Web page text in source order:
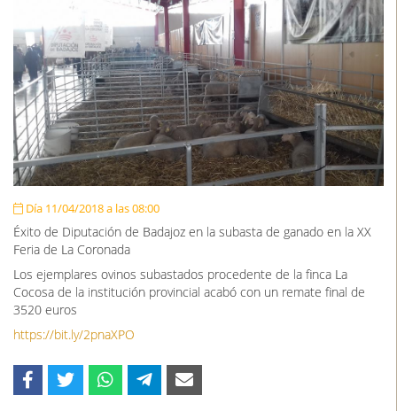
Día 11/04/2018 a las 08:00
Éxito de Diputación de Badajoz en la subasta de ganado en la XX
Feria de La Coronada
Los ejemplares ovinos subastados procedente de la finca La
Cocosa de la institución provincial acabó con un remate final de
3520 euros
https://bit.ly/2pnaXPO